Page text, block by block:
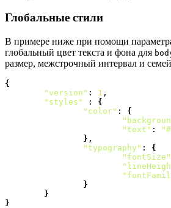
Глобальные стили
В примере ниже при помощи
глобальный цвет текста и фона для
размер, межстрочный интервал и
{
"version" : 1 ,
"styles"
: {
"color" : {
"text" :
} ,
"typography" : {
"fontSize"
}
}
}